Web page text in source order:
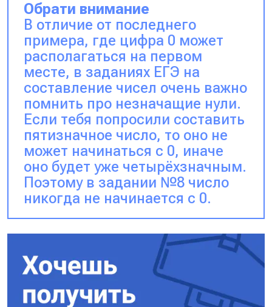
Обрати внимание
В отличие от последнего
примера, где цифра 0 может
располагаться на первом
месте, в заданиях ЕГЭ на
составление чисел очень важно
помнить про незначащие нули.
Если тебя попросили составить
пятизначное число, то оно не
может начинаться с 0, иначе
оно будет уже четырёхзначным.
Поэтому в задании №8 число
никогда не начинается с 0.